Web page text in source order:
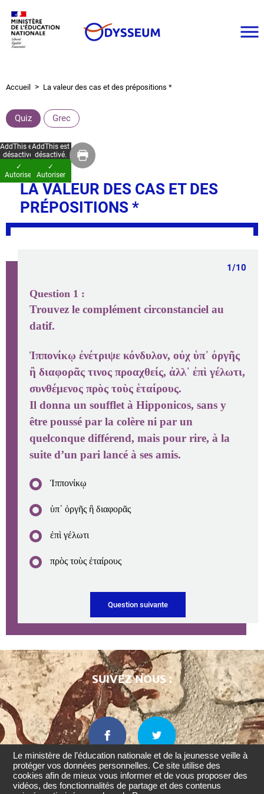
contenu
principal
Fil
Accueil La valeur des cas et des prépositions *
Quiz Grec
AddThis est
désactivé.
✓
Autoriser
AddThis est
désactivé.
✓
Autoriser
LA VALEUR DES CAS ET DES
PRÉPOSITIONS *
Question 1 :
Trouvez le complément circonstanciel au
datif.
Ἱππονίκῳ ἐνέτριψε κόνδυλον, οὐχ ὑπ᾽ ὀργῆς
ἢ διαφορᾶς τινος προαχθείς, ἀλλ᾽ ἐπὶ γέλωτι,
συνθέμενος πρὸς τοὺς ἑταίρους.
Il donna un soufflet à Hipponicos, sans y
être poussé par la colère ni par un
quelconque différend, mais pour rire, à la
suite d’un pari lancé à ses amis.
1/10
Ἱππονίκῳ
ὑπ᾽ ὀργῆς ἢ διαφορᾶς
ἐπὶ γέλωτι
πρὸς τοὺς ἑταίρους
Retourner
en
SUIVEZ NOUS :
Le ministère de l’éducation nationale et de la jeunesse veille à
protéger vos données personnelles. Ce site utilise des
cookies afin de mieux vous informer et de vous proposer des
vidéos, des fonctionnalités de partage et des contenus